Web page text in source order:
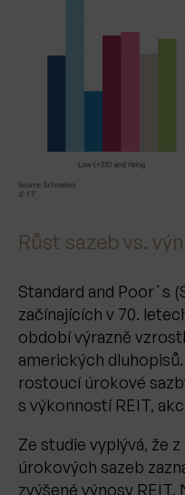
Růst sazeb vs.
Standard and Poor´s
začínajících v 70.
období výrazně
amerických
rostoucí úrokové
s výkonností REIT,
Ze studie vyplývá, že
úrokových sazeb
zvýšené výnosy